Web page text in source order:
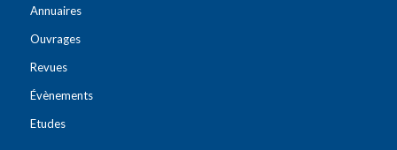
Annuaires
Ouvrages
Revues
Évènements
Etudes